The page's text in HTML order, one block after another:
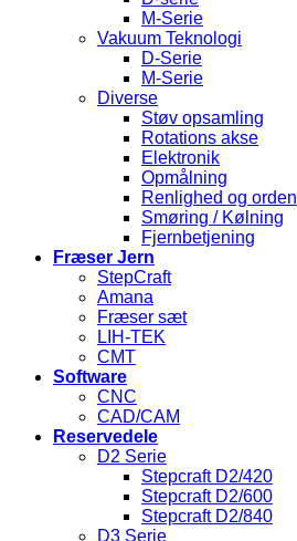
M-Serie
Vakuum Teknologi
D-Serie
M-Serie
Diverse
Støv opsamling
Rotations akse
Elektronik
Opmålning
Renlighed og orden
Smøring / Kølning
Fjernbetjening
Fræser Jern
StepCraft
Amana
Fræser sæt
LIH-TEK
CMT
Software
CNC
CAD/CAM
Reservedele
D2 Serie
Stepcraft D2/420
Stepcraft D2/600
Stepcraft D2/840
D3 Serie